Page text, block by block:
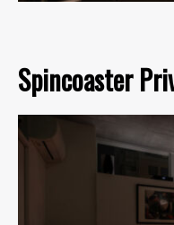
Spincoaster